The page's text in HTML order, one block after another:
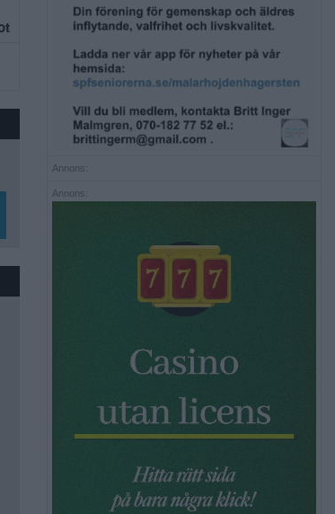
Annons:
Annons: